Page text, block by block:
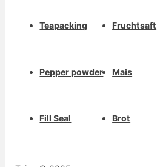
Teapacking
Pepper powder
Fill Seal
Fruchtsaft
Mais
Brot